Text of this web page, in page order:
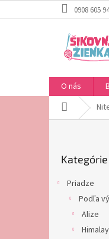
na
0908 605
O nás
Domov
kategórie
Kategórie
Priadze
Podľa
Alize